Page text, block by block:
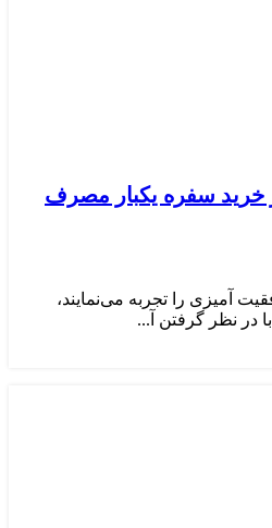
خرید سفره یکبار مصرف
آمیزی را تجربه می‌نمایند،
در نظر گرفتن آ...